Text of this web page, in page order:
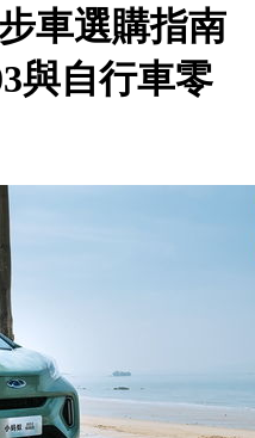
車選購指南
與自行車零